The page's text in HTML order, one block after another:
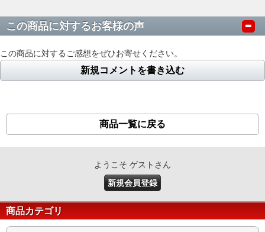
この商品に対するお客様の声
この商品に対するご感想をぜひお寄せください。
新規コメントを書き込む
商品一覧に戻る
ようこそ ゲストさん
新規会員登録
商品カテゴリ